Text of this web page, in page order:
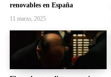
renovables en España
11 marzo, 2025